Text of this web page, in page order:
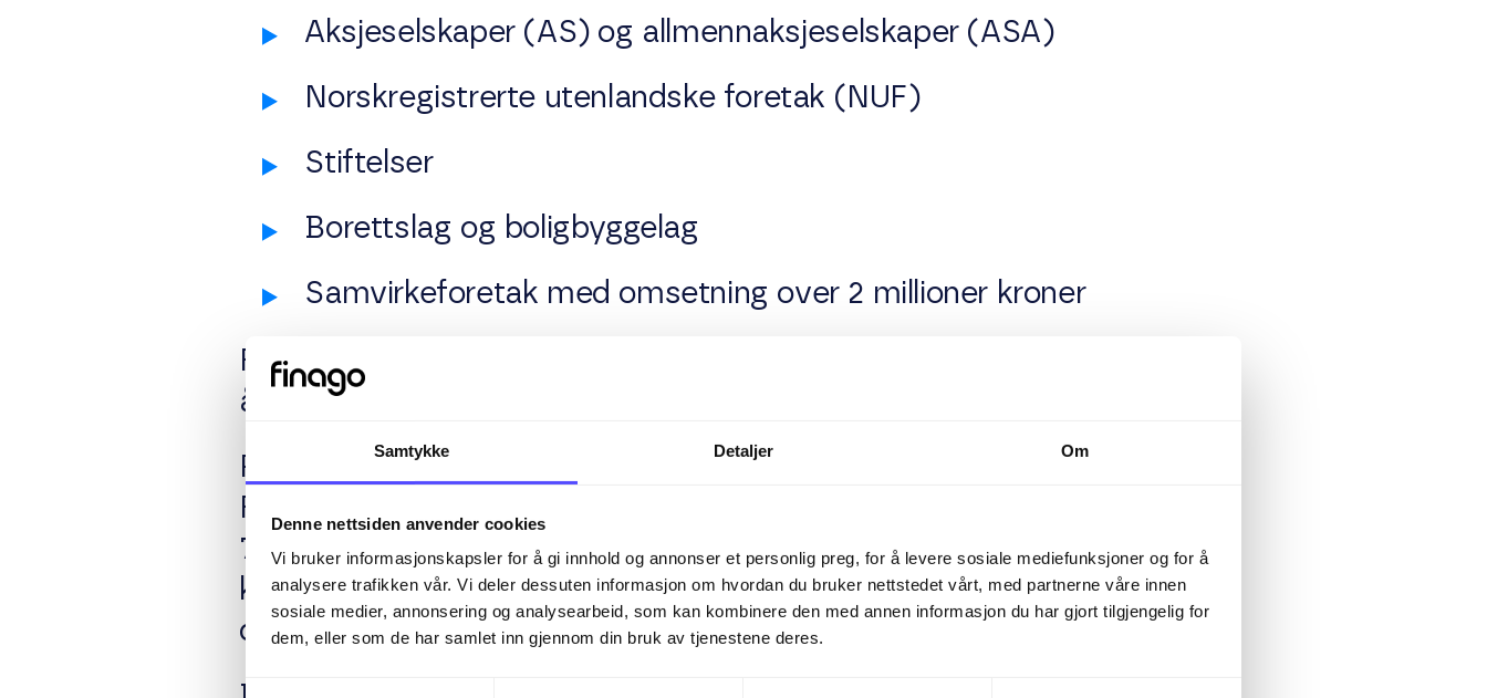
Samtykke Detaljer Om
Denne nettsiden anvender cookies
Vi bruker informasjonskapsler for å gi innhold og annonser et personlig preg, for å levere sosiale mediefunksjoner og for å
analysere trafikken vår. Vi deler dessuten informasjon om hvordan du bruker nettstedet vårt, med partnerne våre innen
sosiale medier, annonsering og analysearbeid, som kan kombinere den med annen informasjon du har gjort tilgjengelig for
dem, eller som de har samlet inn gjennom din bruk av tjenestene deres.
Samtykkevalg
Aksjeselskaper (AS) og allmennaksjeselskaper (ASA)
Norskregistrerte utenlandske foretak (NUF)
Stiftelser
Borettslag og boligbyggelag
Samvirkeforetak med omsetning over 2 millioner kroner
Fristen for å levere årsregnskap til Brønnøysundregistrene er 31. juli i
året etter regnskapsåret.
Regnskapet skal normalt bestå av resultatregnskap, balanse og noter.
For selskaper som klassifiseres som «store foretak» (omsetning over
70 millioner kroner, over 50 ansatte, eller balanse over 35 millioner
kroner) er det i tillegg krav om årsberetning. Små foretak er fritatt fra
dette kravet.